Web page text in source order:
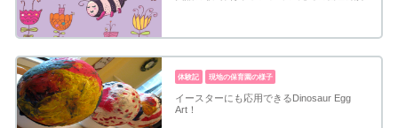
体験記 現地の保育園の様子
イースターにも応用できるDinosaur Egg
Art！